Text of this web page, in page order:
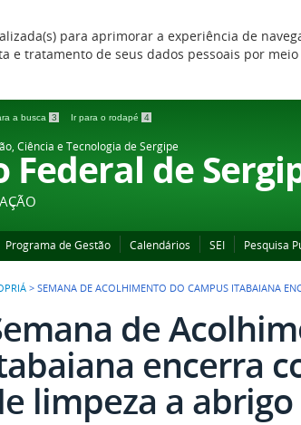
para aprimorar a experiência de
e tratamento de seus dados pessoais por
a busca 3 Ir para o rodapé 4
Ciência e Tecnologia de Sergipe
de
Programa de Gestão Calendários SEI Pesquisa
> SEMANA DE ACOLHIMENTO DO CAMPUS ITABAIANA
de
encerra
limpeza a abrigo